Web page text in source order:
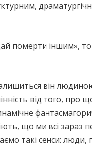
померти іншим»,
він
від того, про
що ми всі зараз
такі сенси: люди,